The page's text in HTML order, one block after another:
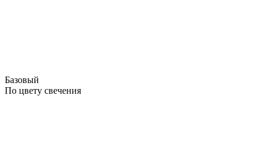
Базовый
По цвету свечения